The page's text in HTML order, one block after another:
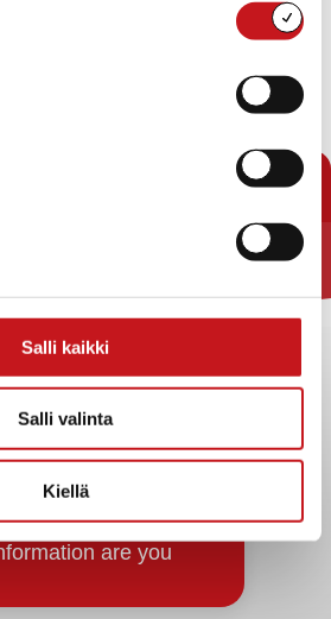
Salli kaikki
Salli valinta
Kiellä
ja valvoo kuntosalin kävijöitä.
ohjeet, suunnitelmat, säännöt ja